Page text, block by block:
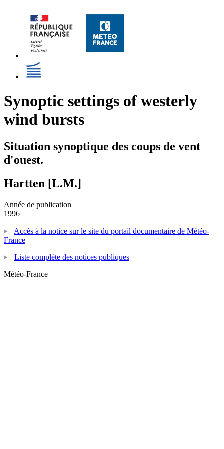
Synoptic settings of westerly
wind bursts
Situation synoptique des coups de vent
d'ouest.
Hartten [L.M.]
Année de publication
1996
Accès à la notice sur le site du portail documentaire de Météo-
France
Liste complète des notices publiques
Météo-France